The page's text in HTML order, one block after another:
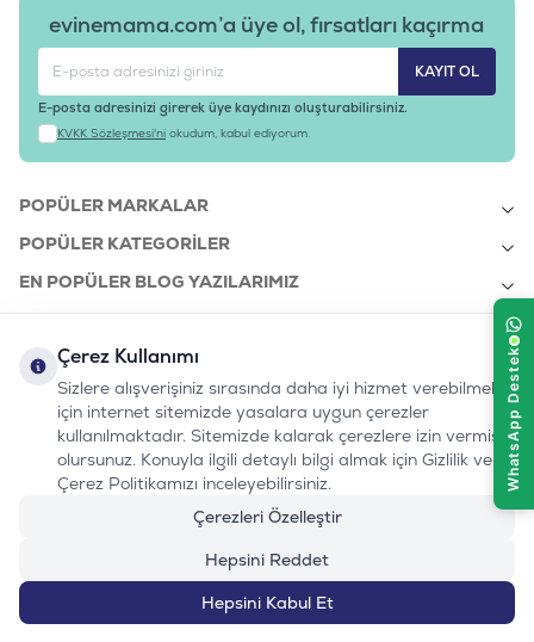
570TL
Sepete Ekle
evinemama.com’a üye ol, fırsatları kaçırma
KAYIT OL
E-posta adresinizi girerek üye kaydınızı oluşturabilirsiniz.
KVKK Sözleşmesi'ni okudum, kabul ediyorum.
POPÜLER MARKALAR
POPÜLER KATEGORILER
EN POPÜLER BLOG YAZILARIMIZ
KURUMSAL
bizi takip edin:
Instagram
Youtube
TiktokFacebook
Linkedin
www.evinemama.com
0232 7000 212
%100 MUTLU
MÜŞTERI HATTI
Çerez Kullanımı
Sizlere alışverişiniz sırasında daha iyi hizmet verebilmek
için internet sitemizde yasalara uygun çerezler
kullanılmaktadır. Sitemizde kalarak çerezlere izin vermiş
olursunuz. Konuyla ilgili detaylı bilgi almak için Gizlilik ve
Çerez Politikamızı inceleyebilirsiniz.
Çerezleri Özelleştir
Hepsini Reddet
Hepsini Kabul Et